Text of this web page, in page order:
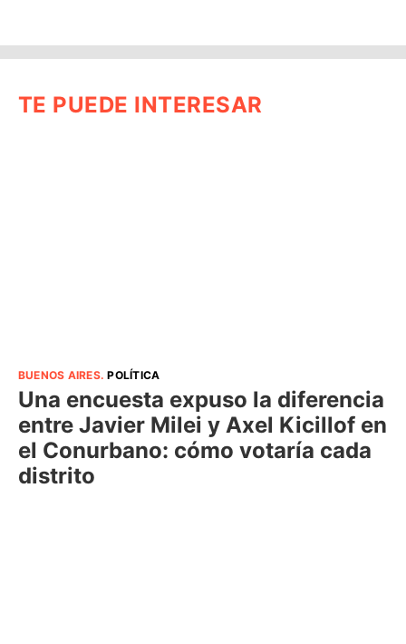
TE PUEDE INTERESAR
BUENOS AIRES.POLÍTICA
Una encuesta expuso la diferencia
entre Javier Milei y Axel Kicillof en
el Conurbano: cómo votaría cada
distrito